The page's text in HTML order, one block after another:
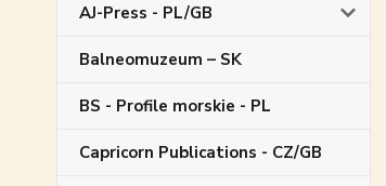
AJ-Press - PL/GB
Balneomuzeum – SK
BS - Profile morskie - PL
Capricorn Publications - CZ/GB